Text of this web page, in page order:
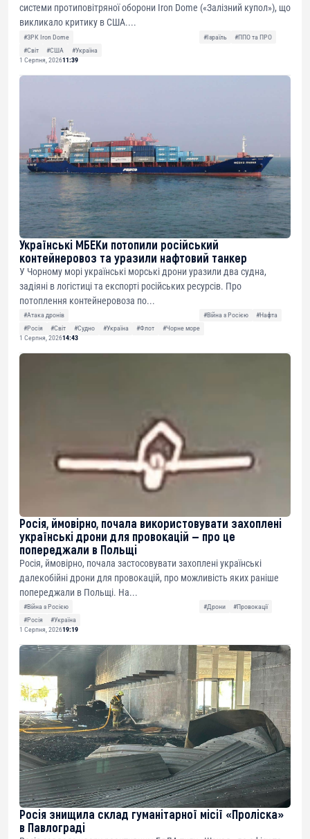
системи протиповітряної оборони Iron Dome («Залізний купол»), що
викликало критику в США....
#ЗРК Iron Dome #Ізраїль
#ППО та ПРО
#Світ
#США
#Україна
1 Серпня, 202611:39
Українські МБЕКи потопили російський
контейнеровоз та уразили нафтовий танкер
У Чорному морі українські морські дрони уразили два судна,
задіяні в логістиці та експорті російських ресурсів. Про
потоплення контейнеровоза по...
#Атака дронів #Війна з Росією
#Нафта
#Росія
#Світ #Судно #Україна #Флот
#Чорне море
1 Серпня, 202614:43
Росія, ймовірно, почала використовувати захоплені
українські дрони для провокацій — про це
попереджали в Польщі
Росія, ймовірно, почала застосовувати захоплені українські
далекобійні дрони для провокацій, про можливість яких раніше
попереджали в Польщі. На...
#Війна з Росією #Дрони
#Провокації
#Росія
#Україна
1 Серпня, 202619:19
Росія знищила склад гуманітарної місії «Проліска»
в Павлограді